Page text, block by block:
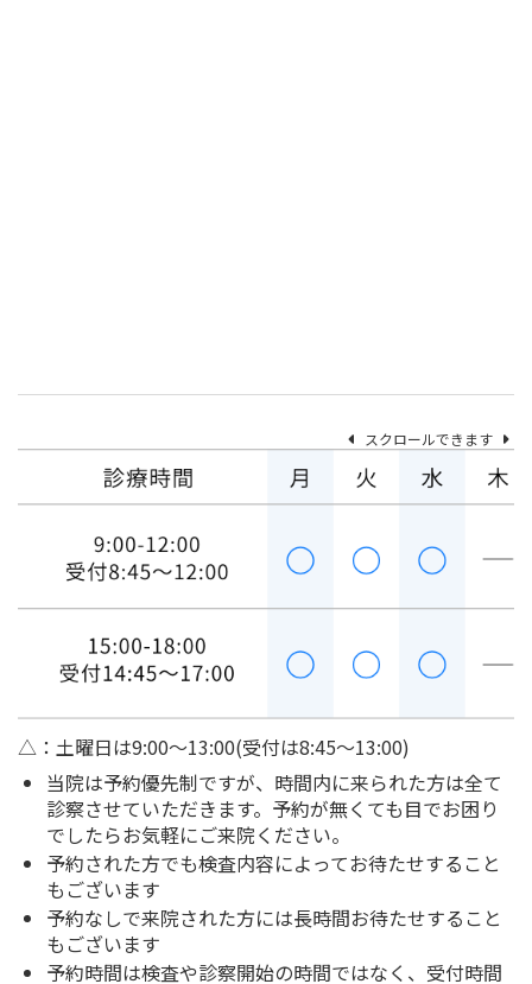
スクロールできます
△：土曜日は9:00～13:00(受付は8:45～13:00)
当院は予約優先制ですが、時間内に来られた方は全て
診察させていただきます。予約が無くても目でお困り
でしたらお気軽にご来院ください。
予約された方でも検査内容によってお待たせすること
もございます
予約なしで来院された方には長時間お待たせすること
もございます
予約時間は検査や診察開始の時間ではなく、受付時間